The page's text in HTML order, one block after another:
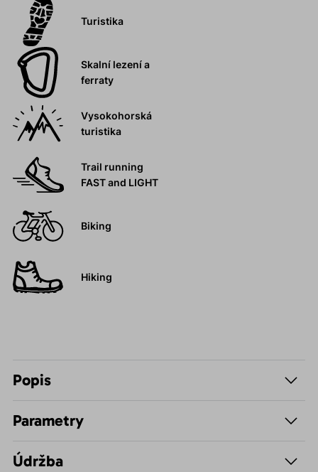
Turistika
Skalní lezení a
ferraty
Vysokohorská
turistika
Trail running
FAST and LIGHT
Biking
Hiking
Popis
Parametry
Údržba